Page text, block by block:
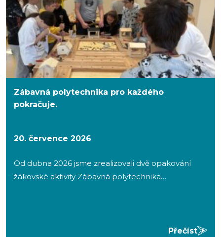
Zábavná polytechnika pro každého
pokračuje.
20. července 2026
Od dubna 2026 jsme zrealizovali dvě opakování
žákovské aktivity Zábavná polytechnika…
Přečíst